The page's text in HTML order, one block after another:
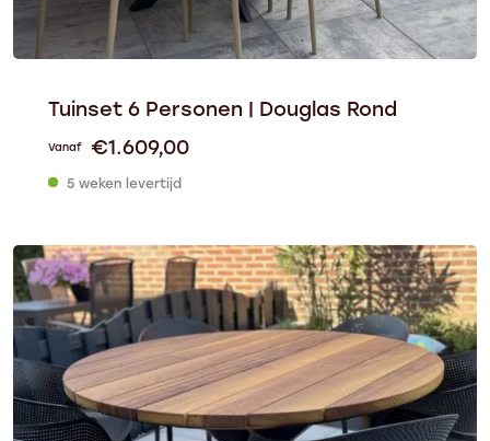
Tuinset 6 Personen | Douglas Rond
Vanaf €1.609,00
5 weken levertijd